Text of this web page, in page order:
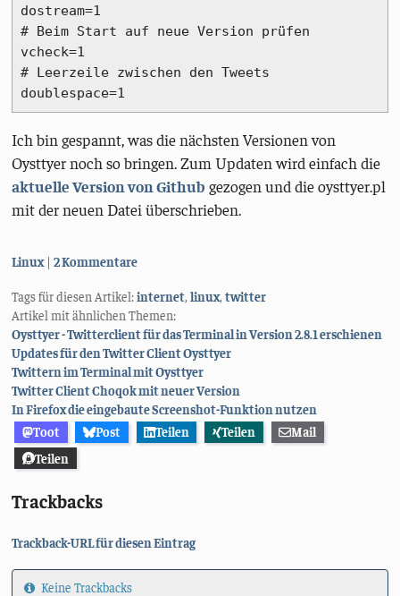
dostream=1
# Beim Start auf neue Version prüfen
vcheck=1
# Leerzeile zwischen den Tweets
Ich bin gespannt, was die nächsten Versionen von
Oysttyer noch so bringen. Zum Updaten wird einfach die
aktuelle Version von Github gezogen und die oysttyer.pl
mit der neuen Datei überschrieben.
Kategorien:
Linux 2 Kommentare
Tags für diesen Artikel:internet,linux,twitter
Artikel mit ähnlichen Themen:
Oysttyer - Twitterclient für das Terminal in Version 2.8.1 erschienen
Updates für den Twitter Client Oysttyer
Twittern im Terminal mit Oysttyer
Twitter Client Choqok mit neuer Version
In Firefox die eingebaute Screenshot-Funktion nutzen
Toot
Post Teilen Teilen
Mail
Teilen
Trackbacks
Trackback-URL für diesen Eintrag
Keine Trackbacks